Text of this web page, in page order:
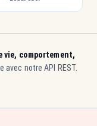
vie, comportement,
avec notre API REST.